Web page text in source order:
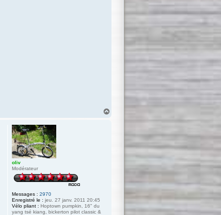
oliv
Modérateur
Messages : 2970
Enregistré le : jeu. 27 janv. 2011 20:45
Vélo pliant : Hoptown pumpkin, 16" du
yang tsé kiang, bickerton pilot classic &